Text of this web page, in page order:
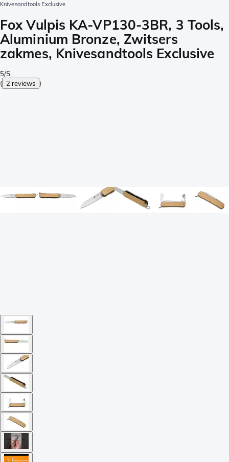
Knivesandtools Exclusive
Fox Vulpis KA-VP130-3BR, 3 Tools,
Aluminium Bronze, Zwitsers
zakmes, Knivesandtools Exclusive
5/5
( 2 reviews )